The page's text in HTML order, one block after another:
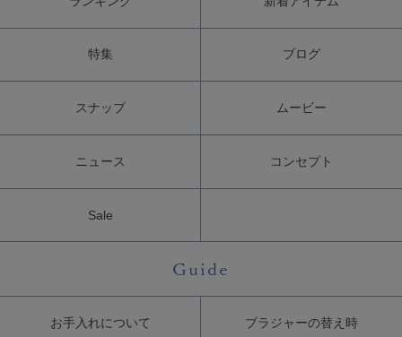
特集 ブログ
スナップ ムービー
ニュース コンセプト
Sale
Guide
お手入れについて ブラジャーの替え時